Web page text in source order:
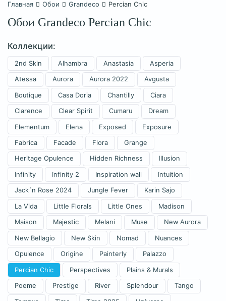
Главная Обои Grandeco Percian Chic
Обои Grandeco Percian Chic
Коллекции:
2nd Skin Alhambra Anastasia Asperia
Atessa Aurora Aurora 2022 Avgusta
Boutique Casa Doria Chantilly Ciara
Clarence Clear Spirit Cumaru Dream
Elementum Elena Exposed Exposure
Fabrica Facade Flora Grange
Heritage Opulence Hidden Richness Illusion
Infinity Infinity 2 Inspiration wall Intuition
Jack`n Rose 2024 Jungle Fever Karin Sajo
La Vida Little Florals Little Ones Madison
Maison Majestic Melani Muse New Aurora
New Bellagio New Skin Nomad Nuances
Opulence Origine Painterly Palazzo
Percian Chic Perspectives Plains & Murals
Poeme Prestige River Splendour Tango